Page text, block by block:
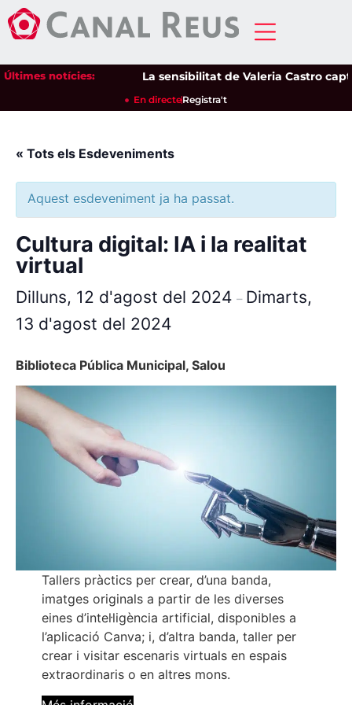
Últimes notícies: La sensibilitat de Valeria Castro
En directeRegistra't
« Tots els Esdeveniments
Aquest esdeveniment ja ha passat.
Cultura digital: IA i la realitat
virtual
Dilluns, 12 d'agost del 2024 – Dimarts,
13 d'agost del 2024
Biblioteca Pública Municipal, Salou
Tallers pràctics per crear, d’una banda,
imatges originals a partir de les diverses
eines d’intel·ligència artificial, disponibles a
l’aplicació Canva; i, d’altra banda, taller per
crear i visitar escenaris virtuals en espais
extraordinaris o en altres mons.